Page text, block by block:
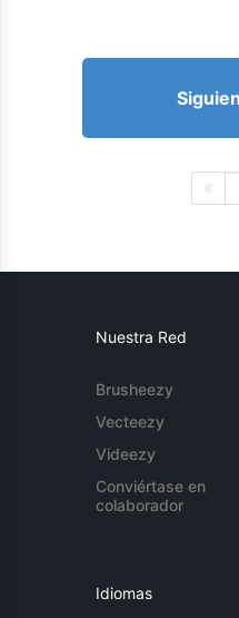
Nuestra Red
Brusheezy
Vecteezy
Videezy
Conviértase en
colaborador
Idiomas